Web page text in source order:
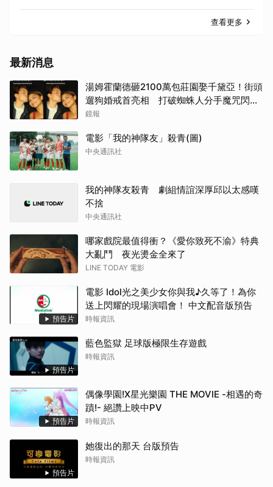
查看更多
最新消息
湯姆霍蘭德砸2100萬包莊園娶千黛亞！街頭
遛狗婚戒首亮相 打破蜘蛛人分手魔咒閃爆
全場
鏡報
電影「我的神隊友」殺青(圖)
中央通訊社
我的神隊友殺青 劇組情誼深厚邱以太感嘆
不捨
中央通訊社
哪家戲院最值得衝？《愛你致死不渝》特典
大亂鬥 夜光燙金全來了
LINE TODAY 電影
預告片
電影 Idol光之美少女你與我♪久等了！為你
送上閃耀的現場演唱會！ 中文配音版預告
時報資訊
預告片
藍色監獄 足球版極限生存遊戲
時報資訊
預告片
偶像學園!X星光樂園 THE MOVIE -相遇的奇
蹟!- 絕讚上映中PV
時報資訊
預告片
她復出的那天 台版預告
時報資訊